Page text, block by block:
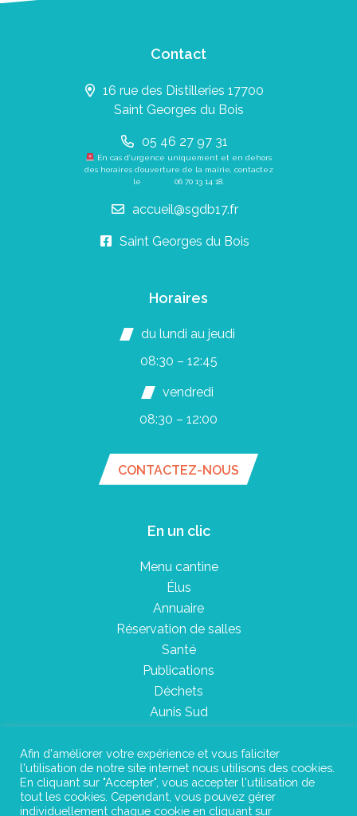
Contact
16 rue des Distilleries 17700
Saint Georges du Bois
05 46 27 97 31
En cas d’urgence uniquement et en dehors
des horaires d’ouverture de la mairie, contactez
le 06 70 13 14 18
accueil@sgdb17.fr
Saint Georges du Bois
Horaires
du lundi au jeudi
08:30 – 12:45
vendredi
08:30 – 12:00
CONTACTEZ-NOUS
En un clic
Menu cantine
Élus
Annuaire
Réservation de salles
Santé
Publications
Déchets
Aunis Sud
Plan du site
Mentions légales
Afin d'améliorer votre expérience et vous faliciter
l'utilisation de notre site internet nous utilisons des cookies.
En cliquant sur "Accepter", vous accepter l'utilisation de
tout les cookies. Cependant, vous pouvez gérer
individuellement chaque cookie en cliquant sur